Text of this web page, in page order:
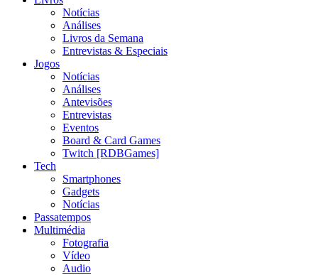
Notícias
Análises
Livros da Semana
Entrevistas & Especiais
Jogos
Notícias
Análises
Antevisões
Entrevistas
Eventos
Board & Card Games
Twitch [RDBGames]
Tech
Smartphones
Gadgets
Notícias
Passatempos
Multimédia
Fotografia
Vídeo
Audio